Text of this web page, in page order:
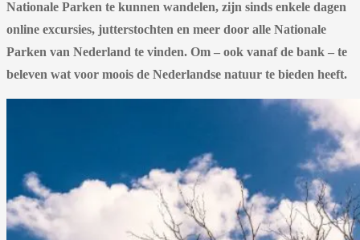
Nationale Parken te kunnen wandelen, zijn sinds enkele dagen
online excursies, jutterstochten en meer door alle Nationale
Parken van Nederland te vinden. Om – ook vanaf de bank – te
beleven wat voor moois de Nederlandse natuur te bieden heeft.